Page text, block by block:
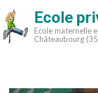
Aller
au
contenu
Ecole
Ecole maternelle
Châteaubourg